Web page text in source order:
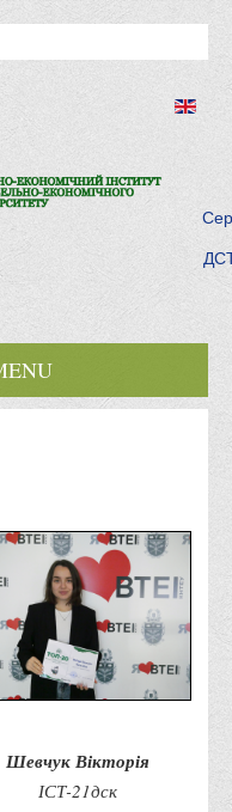
діям
агресії РФ проти
Шевчук Вікторія
ІСТ-21дск